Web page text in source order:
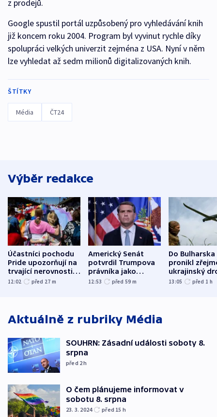
z prodejů.
Google spustil portál uzpůsobený pro vyhledávání knih
již koncem roku 2004. Program byl vyvinut rychle díky
spolupráci velkých univerzit zejména z USA. Nyní v něm
lze vyhledat až sedm milionů digitalizovaných knih.
ŠTÍTKY
Média ČT24
Výběr redakce
Účastníci pochodu
Pride upozorňují na
trvající nerovnosti i
společenskou
12:02 před 27 m
Americký Senát
potvrdil Trumpova
právníka jako
ministra
12:53 před 59 m
Do Bulharska
pronikl
ukrajinský
explodoval
13:05 před 1 h
Aktuálně z rubriky Média
SOUHRN: Zásadní události soboty 8.
srpna
před 2h
O čem plánujeme informovat v
sobotu 8. srpna
23. 3. 2024 před 15 h